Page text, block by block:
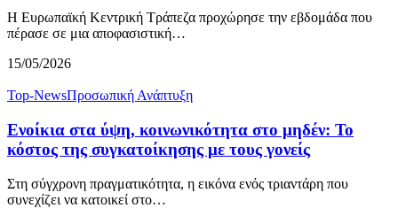
Η Ευρωπαϊκή Κεντρική Τράπεζα προχώρησε την εβδομάδα που
πέρασε σε μια αποφασιστική…
15/05/2026
Top-NewsΠροσωπική Ανάπτυξη
Ενοίκια στα ύψη, κοινωνικότητα στο μηδέν: Το
κόστος της συγκατοίκησης με τους γονείς
Στη σύγχρονη πραγματικότητα, η εικόνα ενός τριαντάρη που
συνεχίζει να κατοικεί στο…